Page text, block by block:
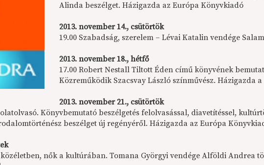
Alinda beszélget. Házigazda az Európa Könyvkiadó
2013. november 14., csütörtök
19.00 Szabadság, szerelem – Lévai Katalin vendége
2013. november 18., hétfő
17.00 Robert Nestall Tiltott Éden című könyvének
Közreműködik Szacsvay László színművész. Házigazda
2013. november 21., csütörtök
Könyvbemutató beszélgetés felolvasással, diavetítéssel,
beszélget új regényéről. Házigazda az Európa
nők a kultúrában. Tomana Györgyi vendége Alföldi Andrea